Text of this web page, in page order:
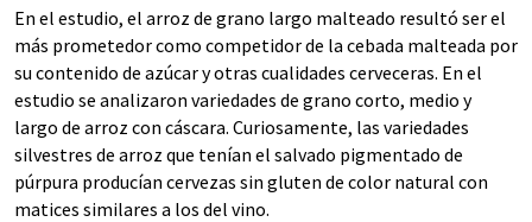
En el estudio, el arroz de grano largo malteado resultó ser el
más prometedor como competidor de la cebada malteada por
su contenido de azúcar y otras cualidades cerveceras. En el
estudio se analizaron variedades de grano corto, medio y
largo de arroz con cáscara. Curiosamente, las variedades
silvestres de arroz que tenían el salvado pigmentado de
púrpura producían cervezas sin gluten de color natural con
matices similares a los del vino.